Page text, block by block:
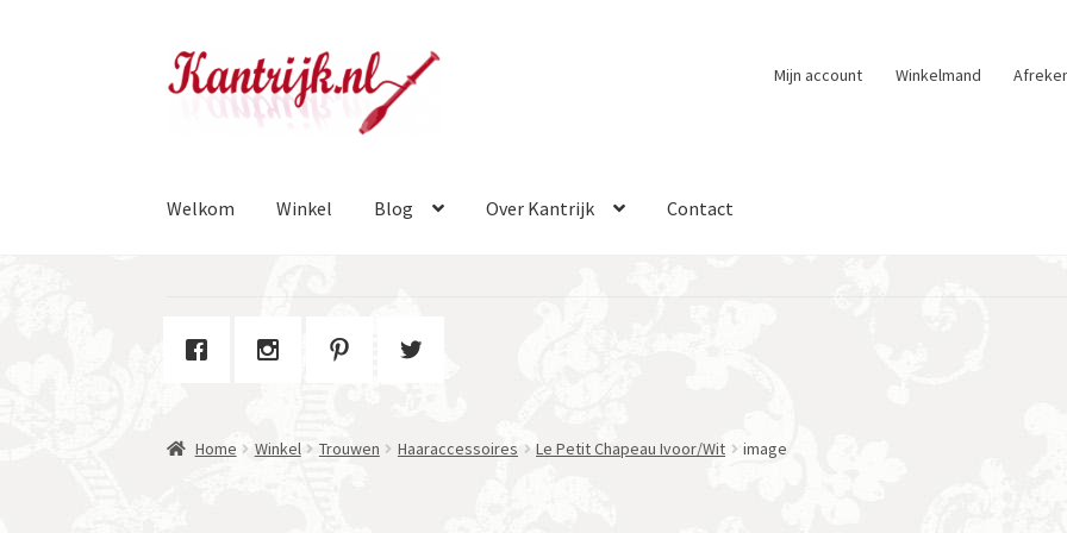
Ga
door
Ga
naar
Mijn account Winkelmand
Welkom Winkel Blog Over Kantrijk Contact
Home Winkel Trouwen Haaraccessoires Le Petit Chapeau Ivoor/Wit image